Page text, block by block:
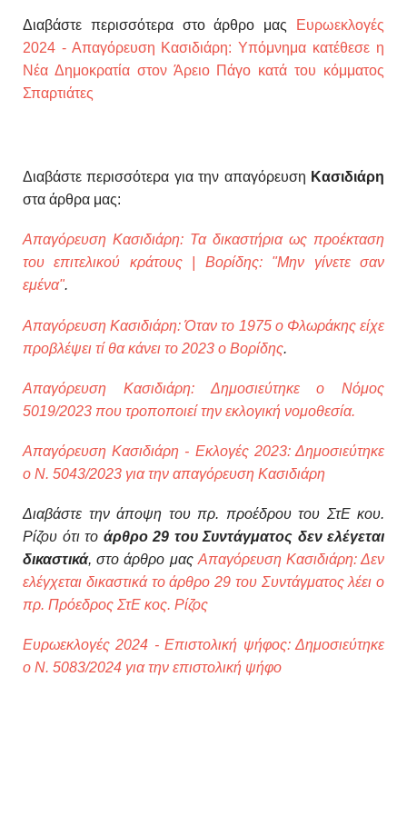
Διαβάστε περισσότερα στο άρθρο μας
Ευρωεκλογές
2024 - Απαγόρευση Κασιδιάρη: Υπόμνημα κατέθεσε η
Νέα Δημοκρατία στον Άρειο Πάγο κατά του κόμματος
Σπαρτιάτες
Διαβάστε περισσότερα για την απαγόρευση Κασιδιάρη
στα άρθρα μας:
Απαγόρευση Κασιδιάρη: Τα δικαστήρια ως προέκταση
του επιτελικού κράτους | Βορίδης: "Μην γίνετε σαν
εμένα".
Απαγόρευση Κασιδιάρη: Όταν το 1975 ο Φλωράκης είχε
προβλέψει τί θα κάνει το 2023 ο Βορίδης.
Απαγόρευση Κασιδιάρη: Δημοσιεύτηκε ο Νόμος
5019/2023 που τροποποιεί την εκλογική νομοθεσία.
Απαγόρευση Κασιδιάρη - Εκλογές 2023: Δημοσιεύτηκε
ο Ν. 5043/2023 για την απαγόρευση Κασιδιάρη
Διαβάστε την άποψη του πρ. προέδρου του ΣτΕ κου.
Ρίζου ότι το άρθρο 29 του Συντάγματος δεν ελέγεται
δικαστικά, στο άρθρο μας Απαγόρευση Κασιδιάρη: Δεν
ελέγχεται δικαστικά το άρθρο 29 του Συντάγματος λέει ο
πρ. Πρόεδρος ΣτΕ κος. Ρίζος
Ευρωεκλογές 2024 - Επιστολική ψήφος: Δημοσιεύτηκε
ο Ν. 5083/2024 για την επιστολική ψήφο